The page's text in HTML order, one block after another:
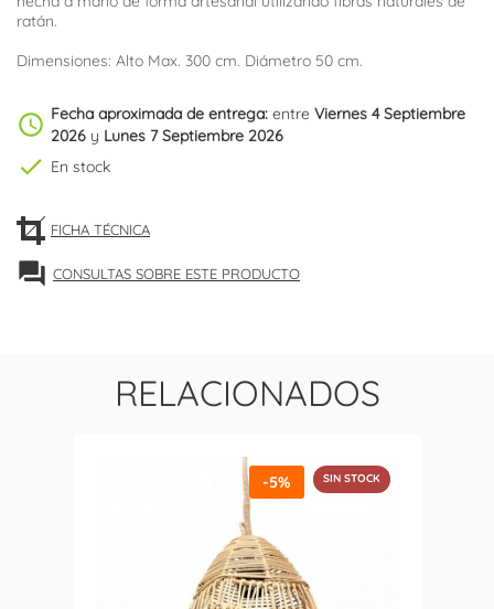
ratán.
Dimensiones: Alto Max. 300 cm. Diámetro 50 cm.
schedule Fecha aproximada de entrega: entre Viernes 4 Septiembre
2026 y Lunes 7 Septiembre 2026
check En stock
FICHA TÉCNICA
forum CONSULTAS SOBRE ESTE PRODUCTO
RELACIONADOS
-5% SIN STOCK